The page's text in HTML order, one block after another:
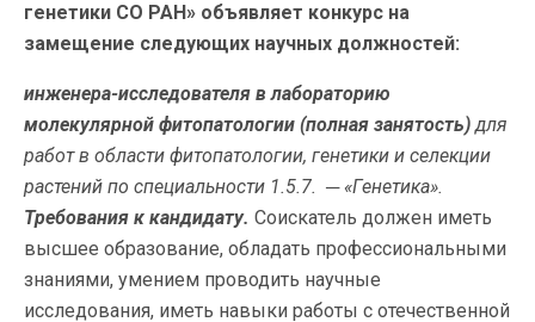
генетики СО РАН» объявляет конкурс на
замещение следующих научных должностей:
инженера-исследователя в лабораторию
молекулярной фитопатологии (полная занятость)для
работ в области фитопатологии, генетики и селекции
растений по специальности 1.5.7. ─ «Генетика».
Требования к кандидату. Соискатель должен иметь
высшее образование, обладать профессиональными
знаниями, умением проводить научные
исследования, иметь навыки работы с отечественной